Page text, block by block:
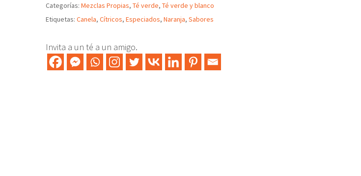
blanco
Naranja
y
Categorías: Mezclas Propias, Té verde, Té verde y blanco
Etiquetas: Canela, Cítricos, Especiados, Naranja, Sabores
Invita a un té a un amigo.